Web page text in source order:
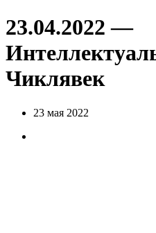
23.04.2022 —
Чиклявек
23 мая 2022